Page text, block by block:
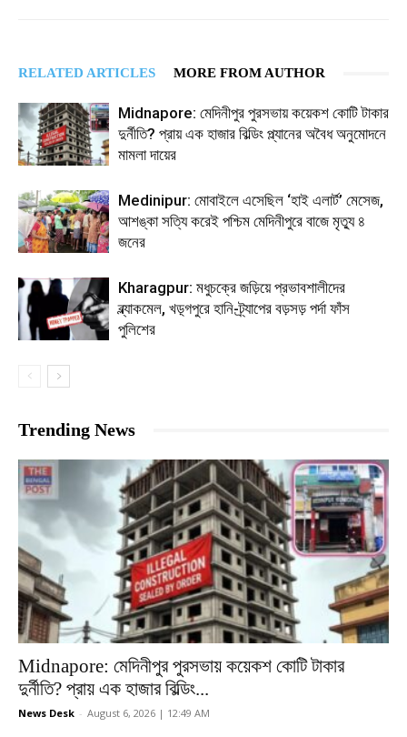
RELATED ARTICLES MORE FROM AUTHOR
Midnapore: মেদিনীপুর পুরসভায় কয়েকশ কোটি টাকার
দুর্নীতি? প্রায় এক হাজার বিল্ডিং প্ল্যানের অবৈধ অনুমোদনে
মামলা দায়ের
Medinipur: মোবাইলে এসেছিল ‘হাই এলার্ট’ মেসেজ,
আশঙ্কা সত্যি করেই পশ্চিম মেদিনীপুরে বাজে মৃত্যু ৪
জনের
Kharagpur: মধুচক্রে জড়িয়ে প্রভাবশালীদের
ব্ল্যাকমেল, খড়্গপুরে হানি-ট্র্যাপের বড়সড় পর্দা ফাঁস
পুলিশের
Trending News
Midnapore: মেদিনীপুর পুরসভায় কয়েকশ কোটি টাকার
দুর্নীতি? প্রায় এক হাজার বিল্ডিং...
News Desk - August 6, 2026 | 12:49 AM